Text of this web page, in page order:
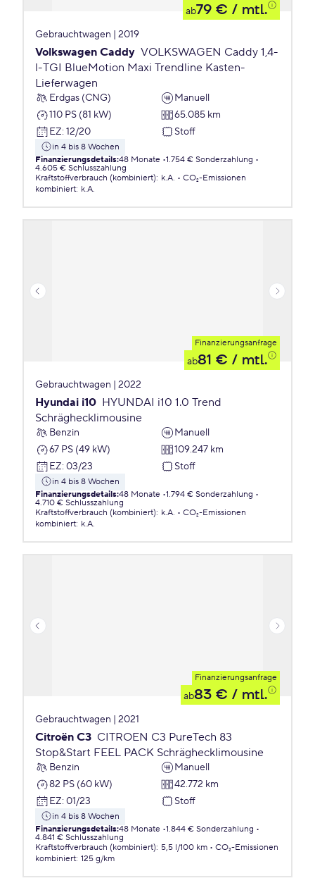
ab79 € / mtl.
Gebrauchtwagen | 2019
Volkswagen Caddy VOLKSWAGEN Caddy 1,4-
l-TGI BlueMotion Maxi Trendline Kasten-
Lieferwagen
Erdgas (CNG)
Manuell
110 PS (81 kW)
65.085 km
EZ: 12/20 Stoff
in 4 bis 8 Wochen
Finanzierungsdetails:48 Monate 1.754 € Sonderzahlung
4.605 € Schlusszahlung
Kraftstoffverbrauch (kombiniert): k.A.
CO₂-Emissionen
kombiniert: k.A.
Finanzierungsanfrage
ab81 € / mtl.
Gebrauchtwagen | 2022
Hyundai i10 HYUNDAI i10 1.0 Trend
Schräghecklimousine
Benzin
Manuell
67 PS (49 kW)
109.247 km
EZ: 03/23 Stoff
in 4 bis 8 Wochen
Finanzierungsdetails:48 Monate 1.794 € Sonderzahlung
4.710 € Schlusszahlung
Kraftstoffverbrauch (kombiniert): k.A.
CO₂-Emissionen
kombiniert: k.A.
Finanzierungsanfrage
ab83 € / mtl.
Gebrauchtwagen | 2021
Citroën C3 CITROEN C3 PureTech 83
Stop&Start FEEL PACK Schräghecklimousine
Benzin
Manuell
82 PS (60 kW)
42.772 km
EZ: 01/23 Stoff
in 4 bis 8 Wochen
Finanzierungsdetails:48 Monate 1.844 € Sonderzahlung
4.841 € Schlusszahlung
Kraftstoffverbrauch (kombiniert): 5,5 l/100 km
CO₂-Emissionen
kombiniert: 125 g/km